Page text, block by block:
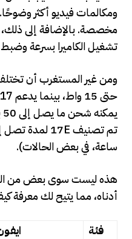
تشغيل الكاميرا بسرعة وضبط
ساعة، في بعض الحالات).
هذه ليست سوى بعض من
أدناه، مما يتيح لك معرفة
فئة ايفون 17